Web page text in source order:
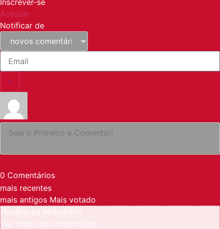
Acessar
Notificar de
0 Comentários
mais recentes
mais antigos Mais votado